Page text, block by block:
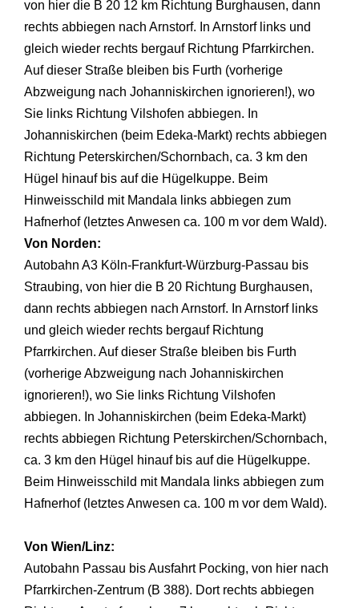
von hier die B 20 12 km Richtung Burghausen, dann
rechts abbiegen nach Arnstorf. In Arnstorf links und
gleich wieder rechts bergauf Richtung Pfarrkirchen.
Auf dieser Straße bleiben bis Furth (vorherige
Abzweigung nach Johanniskirchen ignorieren!), wo
Sie links Richtung Vilshofen abbiegen. In
Johanniskirchen (beim Edeka-Markt) rechts abbiegen
Richtung Peterskirchen/Schornbach, ca. 3 km den
Hügel hinauf bis auf die Hügelkuppe. Beim
Hinweisschild mit Mandala links abbiegen zum
Hafnerhof (letztes Anwesen ca. 100 m vor dem Wald).
Von Norden:
Autobahn A3 Köln-Frankfurt-Würzburg-Passau bis
Straubing, von hier die B 20 Richtung Burghausen,
dann rechts abbiegen nach Arnstorf. In Arnstorf links
und gleich wieder rechts bergauf Richtung
Pfarrkirchen. Auf dieser Straße bleiben bis Furth
(vorherige Abzweigung nach Johanniskirchen
ignorieren!), wo Sie links Richtung Vilshofen
abbiegen. In Johanniskirchen (beim Edeka-Markt)
rechts abbiegen Richtung Peterskirchen/Schornbach,
ca. 3 km den Hügel hinauf bis auf die Hügelkuppe.
Beim Hinweisschild mit Mandala links abbiegen zum
Hafnerhof (letztes Anwesen ca. 100 m vor dem Wald).
Von Wien/Linz:
Autobahn Passau bis Ausfahrt Pocking, von hier nach
Pfarrkirchen-Zentrum (B 388). Dort rechts abbiegen